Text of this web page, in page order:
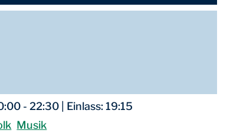
- 22:30 | Einlass: 19:15
Musik